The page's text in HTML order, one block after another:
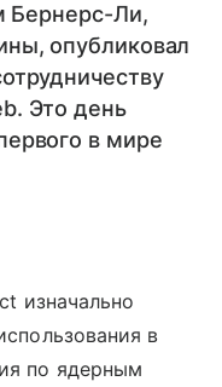
Бернерс-Ли,
опубликовал
Это день
в мире
изначально
в
по ядерным